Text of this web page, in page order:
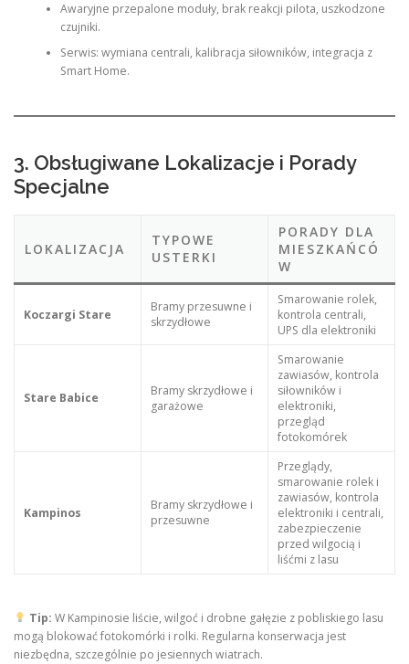
Awaryjne przepalone moduły, brak reakcji pilota, uszkodzone
czujniki.
Serwis: wymiana centrali, kalibracja siłowników, integracja z
Smart Home.
3. Obsługiwane Lokalizacje i Porady
Specjalne
LOKALIZACJA
TYPOWE
USTERKI
PORADY DLA
MIESZKAŃCÓ
W
Koczargi Stare
Bramy przesuwne i
skrzydłowe
Smarowanie rolek,
kontrola centrali,
UPS dla elektroniki
Stare Babice
Bramy skrzydłowe i
garażowe
Smarowanie
zawiasów, kontrola
siłowników i
elektroniki,
przegląd
fotokomórek
Kampinos
Bramy skrzydłowe i
przesuwne
Przeglądy,
smarowanie rolek i
zawiasów, kontrola
elektroniki i centrali,
zabezpieczenie
przed wilgocią i
liśćmi z lasu
Tip: W Kampinosie liście, wilgoć i drobne gałęzie z pobliskiego lasu
mogą blokować fotokomórki i rolki. Regularna konserwacja jest
niezbędna, szczególnie po jesiennych wiatrach.